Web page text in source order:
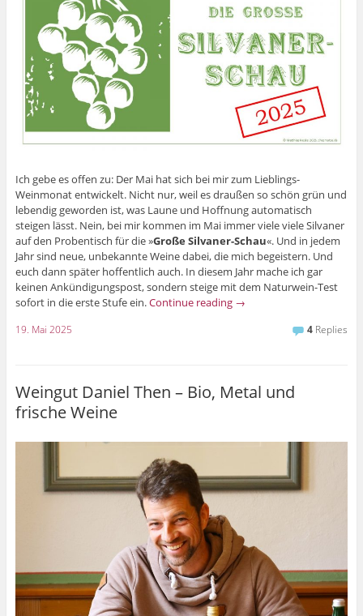
Ich gebe es offen zu: Der Mai hat sich bei mir zum Lieblings-
Weinmonat entwickelt. Nicht nur, weil es draußen so schön grün und
lebendig geworden ist, was Laune und Hoffnung automatisch
steigen lässt. Nein, bei mir kommen im Mai immer viele viele Silvaner
auf den Probentisch für die »Große Silvaner-Schau«. Und in jedem
Jahr sind neue, unbekannte Weine dabei, die mich begeistern. Und
euch dann später hoffentlich auch. In diesem Jahr mache ich gar
keinen Ankündigungspost, sondern steige mit dem Naturwein-Test
sofort in die erste Stufe ein.Continue reading →
19. Mai 2025 4 Replies
Weingut Daniel Then – Bio, Metal und
frische Weine